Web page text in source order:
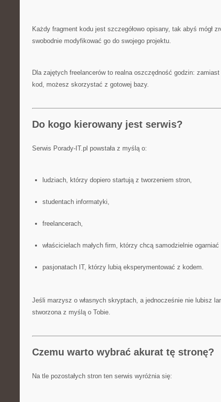
Każdy fragment kodu jest szczegółowo opisany, tak abyś mógł
swobodnie modyfikować go do swojego projektu.
Dla zajętych freelancerów to realna oszczędność godzin:
kod, możesz skorzystać z gotowej bazy.
Do kogo kierowany jest serwis?
Serwis Porady-IT.pl powstała z myślą o:
ludziach, którzy dopiero startują z tworzeniem stron,
studentach informatyki,
freelancerach,
właścicielach małych firm, którzy chcą samodzielnie
pasjonatach IT, którzy lubią eksperymentować z kodem.
Jeśli marzysz o własnych skryptach, a jednocześnie nie lubisz
stworzona z myślą o Tobie.
Czemu warto wybrać akurat tę stronę?
Na tle pozostałych stron ten serwis wyróżnia się: